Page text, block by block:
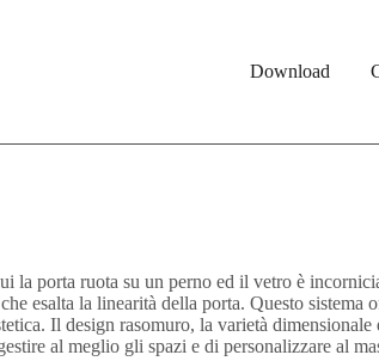
Download
la porta ruota su un perno ed il vetro è
esalta la linearità della porta. Questo sistema
Il design rasomuro, la varietà
al meglio gli spazi e di personalizzare al